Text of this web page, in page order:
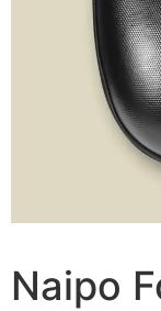
Naipo